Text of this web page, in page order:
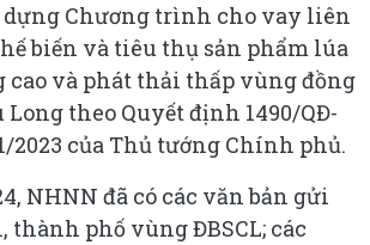
Chương trình cho vay liên
biến và tiêu thụ sản phẩm lúa
cao và phát thải thấp vùng đồng
Long theo Quyết định 1490/QĐ-
2023 của Thủ tướng Chính phủ.
NHNN đã có các văn bản gửi
thành phố vùng ĐBSCL; các